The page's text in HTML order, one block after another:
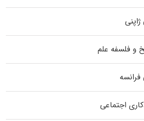
و فلسفه علم
اجتماعی